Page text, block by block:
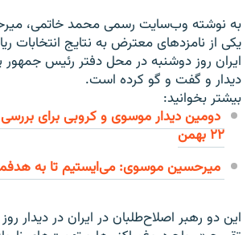
به نوشته وب‌سایت رسمى محمد خاتمى،
یکى از نامزدهاى معترض به نتایج انتخابات
ایران روز دوشنبه در محل دفتر رئیس جمهور
دیدار و گفت و گو کرده است.
بیشتر بخوانید:
دومین دیدار موسوی و کروبی برای
۲۲ بهمن
میرحسین موسوی: می‌ایستیم تا به
این دو رهبر اصلاح‌طلبان در ایران در دیدار